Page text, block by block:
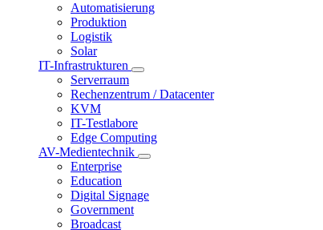
Automatisierung
Produktion
Logistik
Solar
IT-Infrastrukturen
Serverraum
Rechenzentrum / Datacenter
KVM
IT-Testlabore
Edge Computing
AV-Medientechnik
Enterprise
Education
Digital Signage
Government
Broadcast